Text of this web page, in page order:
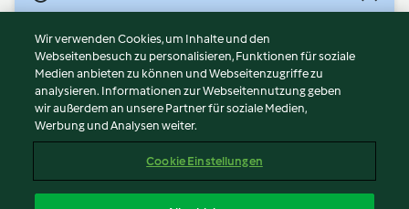
Nutzungsbedingungen
Datenschutzrichtlinien
Disclaimer
Impressum
Cookies
Abo kündigen
Wir verwenden Cookies, um Inhalte und den
Webseitenbesuch zu personalisieren, Funktionen für soziale
Medien anbieten zu können und Webseitenzugriffe zu
analysieren. Informationen zur Webseitennutzung geben
wir außerdem an unsere Partner für soziale Medien,
Werbung und Analysen weiter.
Cookie Einstellungen